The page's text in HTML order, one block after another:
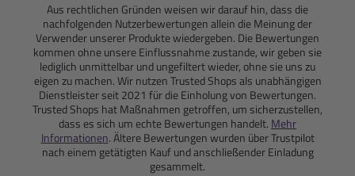
Aus rechtlichen Gründen weisen wir darauf hin, dass die
nachfolgenden Nutzerbewertungen allein die Meinung der
Verwender unserer Produkte wiedergeben. Die Bewertungen
kommen ohne unsere Einflussnahme zustande, wir geben sie
lediglich unmittelbar und ungefiltert wieder, ohne sie uns zu
eigen zu machen. Wir nutzen Trusted Shops als unabhängigen
Dienstleister seit 2021 für die Einholung von Bewertungen.
Trusted Shops hat Maßnahmen getroffen, um sicherzustellen,
dass es sich um echte Bewertungen handelt. Mehr
Informationen. Ältere Bewertungen wurden über Trustpilot
nach einem getätigten Kauf und anschließender Einladung
gesammelt.